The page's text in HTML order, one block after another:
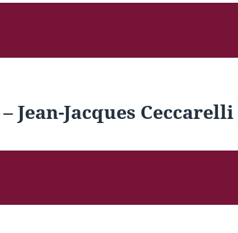
Jean-Jacques Ceccarelli